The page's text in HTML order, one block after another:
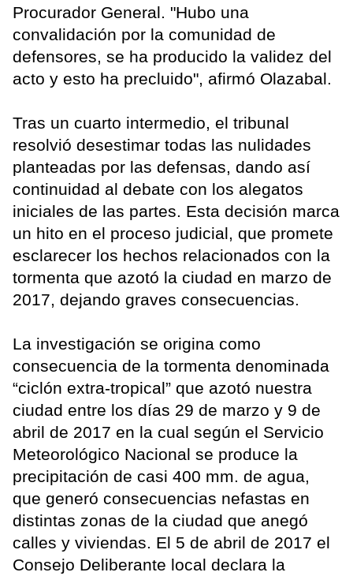
Procurador General. "Hubo una
convalidación por la comunidad de
defensores, se ha producido la validez del
acto y esto ha precluido", afirmó Olazabal.
Tras un cuarto intermedio, el tribunal
resolvió desestimar todas las nulidades
planteadas por las defensas, dando así
continuidad al debate con los alegatos
iniciales de las partes. Esta decisión marca
un hito en el proceso judicial, que promete
esclarecer los hechos relacionados con la
tormenta que azotó la ciudad en marzo de
2017, dejando graves consecuencias.
La investigación se origina como
consecuencia de la tormenta denominada
“ciclón extra-tropical” que azotó nuestra
ciudad entre los días 29 de marzo y 9 de
abril de 2017 en la cual según el Servicio
Meteorológico Nacional se produce la
precipitación de casi 400 mm. de agua,
que generó consecuencias nefastas en
distintas zonas de la ciudad que anegó
calles y viviendas. El 5 de abril de 2017 el
Consejo Deliberante local declara la